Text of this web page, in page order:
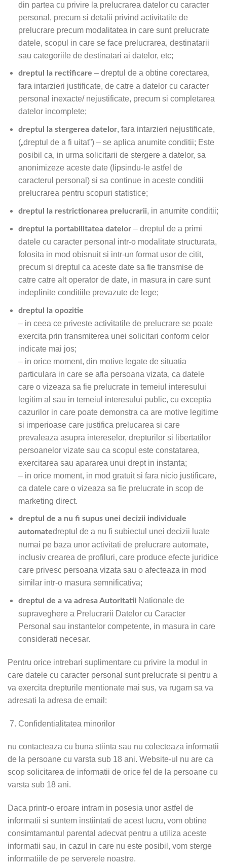
din partea cu privire la prelucrarea datelor cu caracter
personal, precum si detalii privind activitatile de
prelucrare precum modalitatea in care sunt prelucrate
datele, scopul in care se face prelucrarea, destinatarii
sau categoriile de destinatari ai datelor, etc;
dreptul la rectificare – dreptul de a obtine corectarea,
fara intarzieri justificate, de catre a datelor cu caracter
personal inexacte/ nejustificate, precum si completarea
datelor incomplete;
dreptul la stergerea datelor, fara intarzieri nejustificate,
(„dreptul de a fi uitat”) – se aplica anumite conditii; Este
posibil ca, in urma solicitarii de stergere a datelor, sa
anonimizeze aceste date (lipsindu-le astfel de
caracterul personal) si sa continue in aceste conditii
prelucrarea pentru scopuri statistice;
dreptul la restrictionarea prelucrarii, in anumite conditii;
dreptul la portabilitatea datelor– dreptul de a primi
datele cu caracter personal intr-o modalitate structurata,
folosita in mod obisnuit si intr-un format usor de citit,
precum si dreptul ca aceste date sa fie transmise de
catre catre alt operator de date, in masura in care sunt
indeplinite conditiile prevazute de lege;
dreptul la opozitie
– in ceea ce priveste activitatile de prelucrare se poate
exercita prin transmiterea unei solicitari conform celor
indicate mai jos;
– in orice moment, din motive legate de situatia
particulara in care se afla persoana vizata, ca datele
care o vizeaza sa fie prelucrate in temeiul interesului
legitim al sau in temeiul interesului public, cu exceptia
cazurilor in care poate demonstra ca are motive legitime
si imperioase care justifica prelucarea si care
prevaleaza asupra intereselor, drepturilor si libertatilor
persoanelor vizate sau ca scopul este constatarea,
exercitarea sau apararea unui drept in instanta;
– in orice moment, in mod gratuit si fara nicio justificare,
ca datele care o vizeaza sa fie prelucrate in scop de
marketing direct.
dreptul de a nu fi supus unei decizii individuale
automatedreptul de a nu fi subiectul unei decizii luate
numai pe baza unor activitati de prelucrare automate,
inclusiv crearea de profiluri, care produce efecte juridice
care privesc persoana vizata sau o afecteaza in mod
similar intr-o masura semnificativa;
dreptul de a va adresa Autoritatii Nationale de
supraveghere a Prelucrarii Datelor cu Caracter
Personal sau instantelor competente, in masura in care
considerati necesar.
Pentru orice intrebari suplimentare cu privire la modul in
care datele cu caracter personal sunt prelucrate si pentru a
va exercita drepturile mentionate mai sus, va rugam sa va
adresati la adresa de email:
Confidentialitatea minorilor
nu contacteaza cu buna stiinta sau nu colecteaza informatii
de la persoane cu varsta sub 18 ani. Website-ul nu are ca
scop solicitarea de informatii de orice fel de la persoane cu
varsta sub 18 ani.
Daca printr-o eroare intram in posesia unor astfel de
informatii si suntem instiintati de acest lucru, vom obtine
consimtamantul parental adecvat pentru a utiliza aceste
informatii sau, in cazul in care nu este posibil, vom sterge
informatiile de pe serverele noastre.